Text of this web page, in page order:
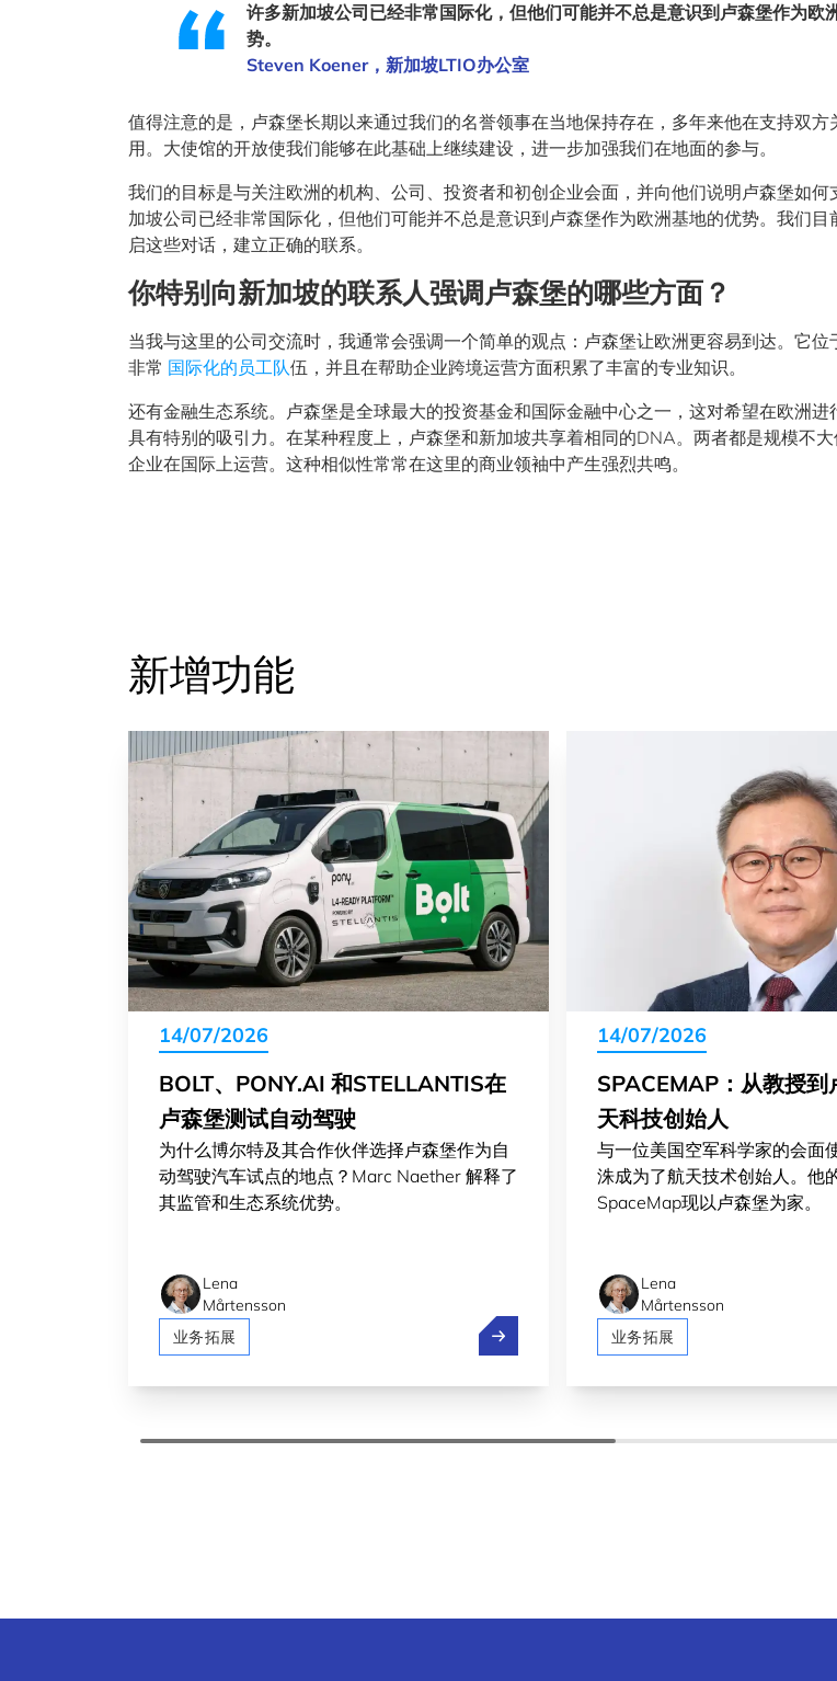
许多新加坡公司已经非常国际化，但他们可能并不总是意识到卢森堡作为欧
势。
Steven Koener，新加坡LTIO办公室
值得注意的是，卢森堡长期以来通过我们的名誉领事在当地保持存在，多年来他在支持双方
用。大使馆的开放使我们能够在此基础上继续建设，进一步加强我们在地面的参与。
我们的目标是与关注欧洲的机构、公司、投资者和初创企业会面，并向他们说明卢森堡如
加坡公司已经非常国际化，但他们可能并不总是意识到卢森堡作为欧洲基地的优势。我们
启这些对话，建立正确的联系。
你特别向新加坡的联系人强调卢森堡的哪些方面？
当我与这里的公司交流时，我通常会强调一个简单的观点：卢森堡让欧洲更容易到达。它
非常 国际化的员工队伍，并且在帮助企业跨境运营方面积累了丰富的专业知识。
还有金融生态系统。卢森堡是全球最大的投资基金和国际金融中心之一，这对希望在欧洲进
具有特别的吸引力。在某种程度上，卢森堡和新加坡共享着相同的DNA。两者都是规模不
企业在国际上运营。这种相似性常常在这里的商业领袖中产生强烈共鸣。
新增功能
14/07/2026
BOLT、PONY.AI 和STELLANTIS在
卢森堡测试自动驾驶
为什么博尔特及其合作伙伴选择卢森堡作为自
动驾驶汽车试点的地点？Marc Naether 解释了
其监管和生态系统优势。
Lena
Mårtensson
业务拓展
Bolt、Pony.ai 和Stellantis在卢森堡测试自动驾
14/07/2026
SPACEMAP：从教授到
天科技创始人
与一位美国空军科学家的会面
洙成为了航天技术创始人。他
SpaceMap现以卢森堡为家。
Lena
Mårtensson
业务拓展